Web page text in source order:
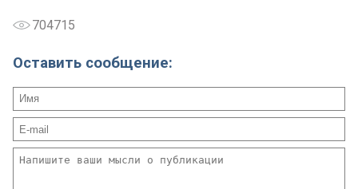
704715
Оставить сообщение: